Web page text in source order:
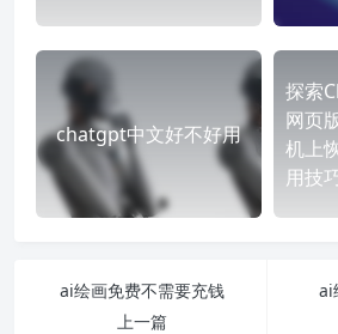
chatgpt中文好不好用
探索
网页
机上
用技
ai绘画免费不需要充钱
上一篇
ai